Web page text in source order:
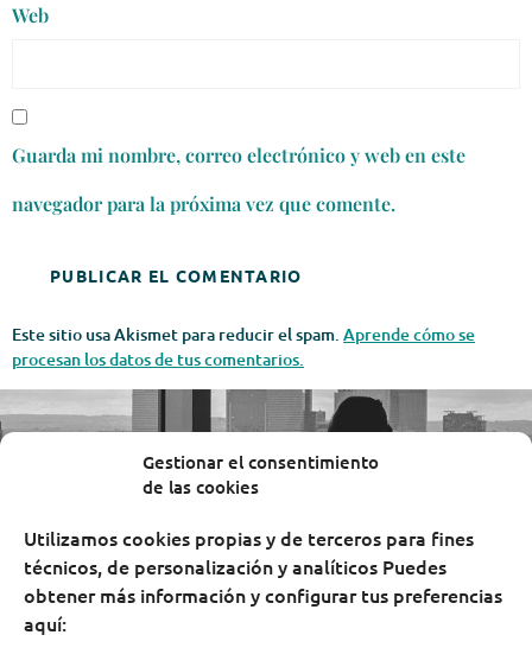
Gestionar el consentimiento
de las cookies
Utilizamos cookies propias y de terceros para fines
técnicos, de personalización y analíticos Puedes
obtener más información y configurar tus preferencias
aquí:
Web
Guarda mi nombre, correo electrónico y web en este
navegador para la próxima vez que comente.
Este sitio usa Akismet para reducir el spam. Aprende cómo se
procesan los datos de tus comentarios.